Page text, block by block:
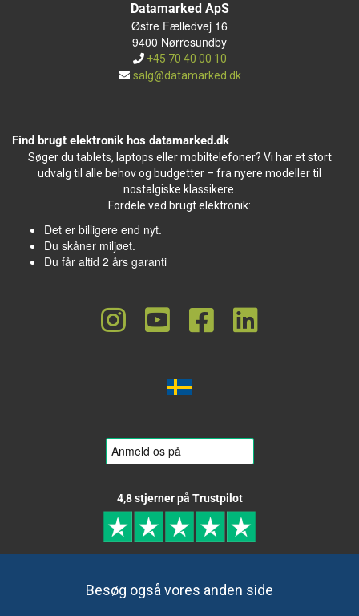
Datamarked ApS
Østre Fælledvej 16
9400 Nørresundby
+45 70 40 00 10
salg@datamarked.dk
Find brugt elektronik hos datamarked.dk
Søger du tablets, laptops eller mobiltelefoner? Vi har et stort
udvalg til alle behov og budgetter – fra nyere modeller til
nostalgiske klassikere.
Fordele ved brugt elektronik:
Det er billigere end nyt.
Du skåner miljøet.
Du får altid 2 års garanti
4,8 stjerner på Trustpilot
Besøg også vores anden side